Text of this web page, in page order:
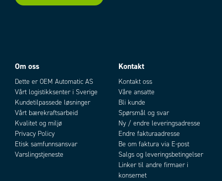
Om oss
Dette er OEM Automatic AS
Vårt logistikksenter i Sverige
Kundetilpassede løsninger
Vårt bærekraftsarbeid
Kvalitet og miljø
Privacy Policy
Etisk samfunnsansvar
Varslingstjeneste
Kontakt
Kontakt oss
Våre ansatte
Bli kunde
Spørsmål og svar
Ny / endre leveringsadresse
Endre fakturaadresse
Be om faktura via E-post
Salgs og leveringsbetingelser
Linker til andre firmaer i
konsernet